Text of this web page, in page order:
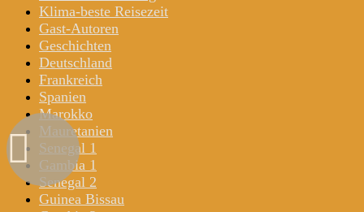
Klima-beste Reisezeit
Gast-Autoren
Geschichten
Deutschland
Frankreich
Spanien
Marokko
Mauretanien
Senegal 1
Gambia 1
Senegal 2
Guinea Bissau